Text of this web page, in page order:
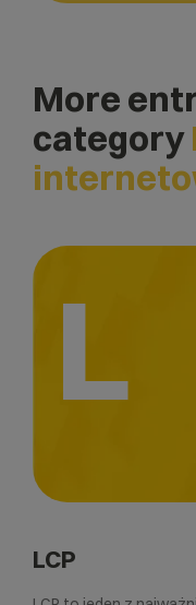
More
category
L
LCP